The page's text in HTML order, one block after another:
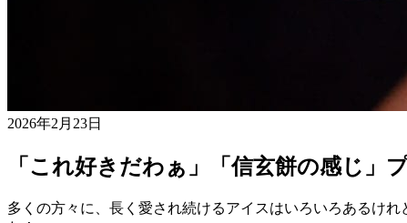
2026年2月23日
「これ好きだわぁ」「信玄餅の感じ」
多くの方々に、長く愛され続けるアイスはいろいろあるけ